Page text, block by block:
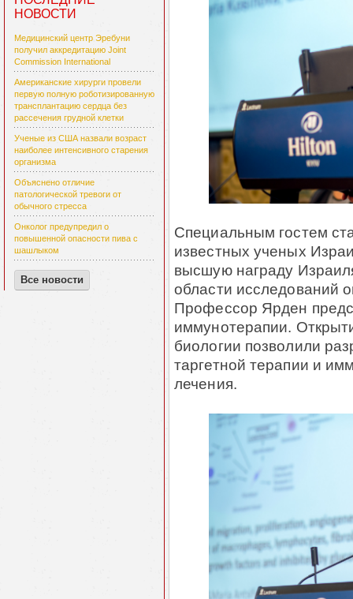
НОВОСТИ
Медицинский центр Эребуни
получил аккредитацию Joint
Commission International
Американские хирурги провели
первую полную роботизированную
трансплантацию сердца без
рассечения грудной клетки
Ученые из США назвали возраст
наиболее интенсивного старения
организма
Объяснено отличие
патологической тревоги от
обычного стресса
Онколог предупредил о
повышенной опасности пива с
шашлыком
Все новости
Специальным гостем
известных ученых
высшую награду
области исследований
Профессор Ярден
иммунотерапии.
биологии позволили
таргетной терапии и
лечения.